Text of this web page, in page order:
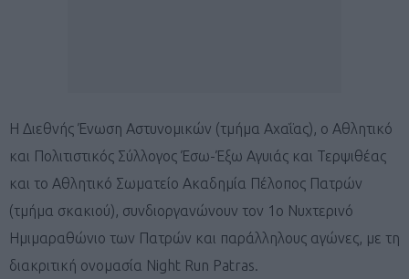
Η Διεθνής Ένωση Αστυνομικών (τμήμα Αχαΐας), ο Αθλητικό
και Πολιτιστικός Σύλλογος Έσω-Έξω Αγυιάς και Τερψιθέας
και το Αθλητικό Σωματείο Ακαδημία Πέλοπος Πατρών
(τμήμα σκακιού), συνδιοργανώνουν τον 1ο Νυχτερινό
Ημιμαραθώνιο των Πατρών και παράλληλους αγώνες, με τη
διακριτική ονομασία Night Run Patras.